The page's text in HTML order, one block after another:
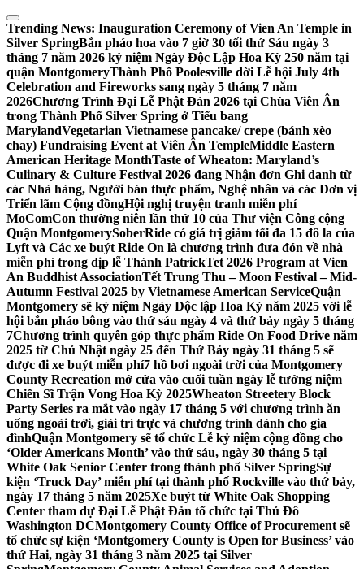
Skip
to
content
Trending News: Inauguration Ceremony of Vien An Temple in
Silver SpringBắn pháo hoa vào 7 giờ 30 tối thứ Sáu ngày 3
tháng 7 năm 2026 kỷ niệm Ngày Độc Lập Hoa Kỳ 250 năm tại
quận MontgomeryThành Phố Poolesville dời Lễ hội July 4th
Celebration and Fireworks sang ngày 5 tháng 7 năm
2026Chương Trình Đại Lễ Phật Đản 2026 tại Chùa Viên Ân
trong Thành Phố Silver Spring ở Tiểu bang
MarylandVegetarian Vietnamese pancake/ crepe (bánh xèo
chay) Fundraising Event at Viên Ân TempleMiddle Eastern
American Heritage MonthTaste of Wheaton: Maryland’s
Culinary & Culture Festival 2026 đang Nhận đơn Ghi danh từ
các Nhà hàng, Người bán thực phẩm, Nghệ nhân và các Đơn vị
Triển lãm Cộng đồngHội nghị truyện tranh miễn phí
MoComCon thường niên lần thứ 10 của Thư viện Công cộng
Quận MontgomerySoberRide có giá trị giảm tối đa 15 đô la của
Lyft và Các xe buýt Ride On là chương trình đưa đón về nhà
miễn phí trong dịp lễ Thánh PatrickTet 2026 Program at Vien
An Buddhist AssociationTết Trung Thu – Moon Festival – Mid-
Autumn Festival 2025 by Vietnamese American ServiceQuận
Montgomery sẽ kỷ niệm Ngày Độc lập Hoa Kỳ năm 2025 với lễ
hội bắn pháo bông vào thứ sáu ngày 4 và thứ bảy ngày 5 tháng
7Chương trình quyên góp thực phẩm Ride On Food Drive năm
2025 từ Chủ Nhật ngày 25 đến Thứ Bảy ngày 31 tháng 5 sẽ
được đi xe buýt miễn phí7 hồ bơi ngoài trời của Montgomery
County Recreation mở cửa vào cuối tuần ngày lễ tưởng niệm
Chiến Sĩ Trận Vong Hoa Kỳ 2025Wheaton Streetery Block
Party Series ra mắt vào ngày 17 tháng 5 với chương trình ăn
uống ngoài trời, giải trí trực và chương trình dành cho gia
đìnhQuận Montgomery sẽ tổ chức Lễ kỷ niệm cộng đồng cho
‘Older Americans Month’ vào thứ sáu, ngày 30 tháng 5 tại
White Oak Senior Center trong thành phố Silver SpringSự
kiện ‘Truck Day’ miễn phí tại thành phố Rockville vào thứ bảy,
ngày 17 tháng 5 năm 2025Xe buýt từ White Oak Shopping
Center tham dự Đại Lễ Phật Đản tổ chức tại Thủ Đô
Washington DCMontgomery County Office of Procurement sẽ
tổ chức sự kiện ‘Montgomery County is Open for Business’ vào
thứ Hai, ngày 31 tháng 3 năm 2025 tại Silver